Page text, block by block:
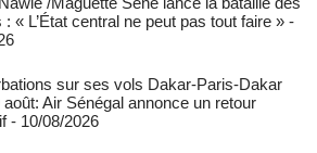
: « L’État central ne peut pas tout faire » -
sur ses vols Dakar-Paris-Dakar
août: Air Sénégal annonce un retour
- 10/08/2026